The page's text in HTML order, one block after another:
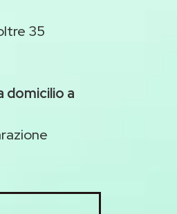
35
domicilio a